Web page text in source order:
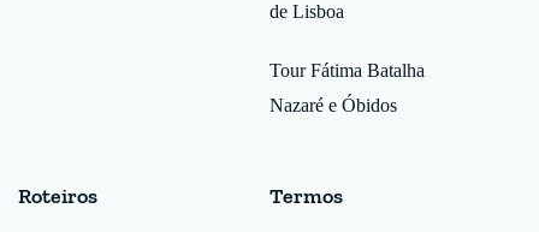
de Lisboa
Tour Fátima Batalha
Nazaré e Óbidos
Roteiros Termos